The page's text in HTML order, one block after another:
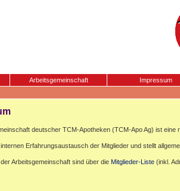
Arbeitsgemeinschaft Impressum
deutscher TCM-Apotheken (TCM-Apo Ag) ist eine
Erfahrungsaustausch der Mitglieder und stellt
Arbeitsgemeinschaft sind über die Mitglieder-Liste (inkl.